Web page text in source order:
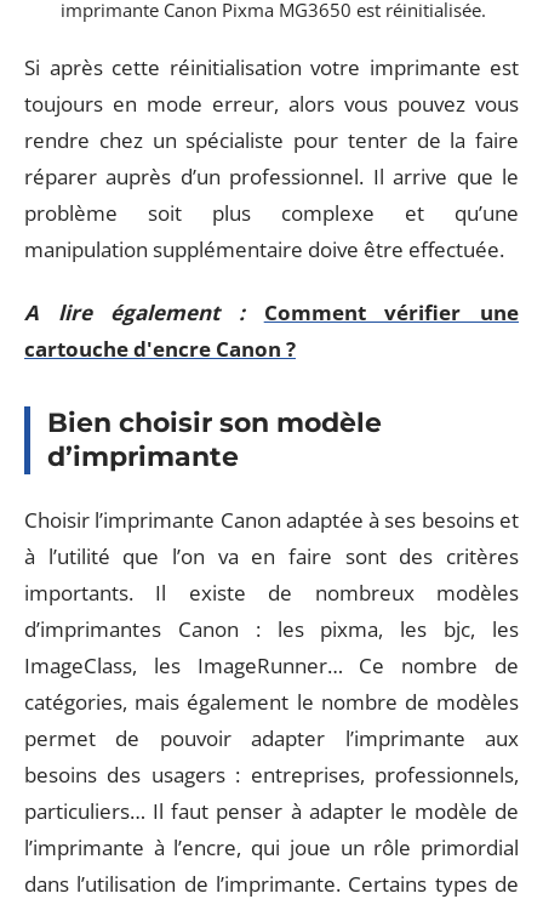
imprimante Canon Pixma MG3650 est réinitialisée.
Si après cette réinitialisation votre imprimante est
toujours en mode erreur, alors vous pouvez vous
rendre chez un spécialiste pour tenter de la faire
réparer auprès d’un professionnel. Il arrive que le
problème soit plus complexe et qu’une
manipulation supplémentaire doive être effectuée.
A lire également :
Comment vérifier une
cartouche d'encre Canon ?
Bien choisir son modèle
d’imprimante
Choisir l’imprimante Canon adaptée à ses besoins et
à l’utilité que l’on va en faire sont des critères
importants. Il existe de nombreux modèles
d’imprimantes Canon : les pixma, les bjc, les
ImageClass, les ImageRunner… Ce nombre de
catégories, mais également le nombre de modèles
permet de pouvoir adapter l’imprimante aux
besoins des usagers : entreprises, professionnels,
particuliers… Il faut penser à adapter le modèle de
l’imprimante à l’encre, qui joue un rôle primordial
dans l’utilisation de l’imprimante. Certains types de